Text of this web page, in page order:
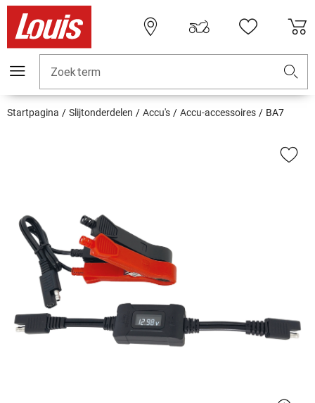
Zoekterm
Startpagina Slijtonderdelen Accu's Accu-accessoires BA7